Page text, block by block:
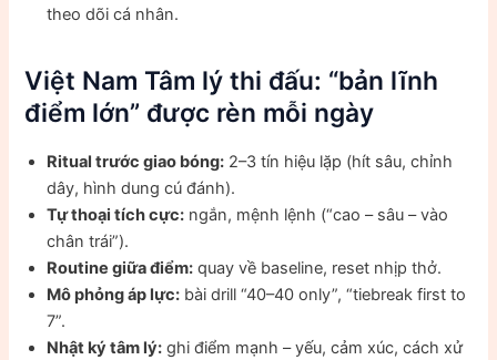
theo dõi cá nhân.
Việt Nam Tâm lý thi đấu: “bản lĩnh
điểm lớn” được rèn mỗi ngày
Ritual trước giao bóng: 2–3 tín hiệu lặp (hít sâu, chỉnh
dây, hình dung cú đánh).
Tự thoại tích cực: ngắn, mệnh lệnh (“cao – sâu – vào
chân trái”).
Routine giữa điểm: quay về baseline, reset nhịp thở.
Mô phỏng áp lực: bài drill “40–40 only”, “tiebreak first to
7”.
Nhật ký tâm lý: ghi điểm mạnh – yếu, cảm xúc, cách xử